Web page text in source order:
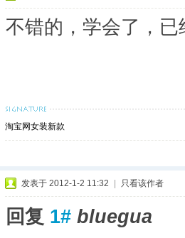
不错的，学会了，已
淘宝网女装新款
发表于 2012-1-2 11:32 只看该作者
回复 1# bluegua